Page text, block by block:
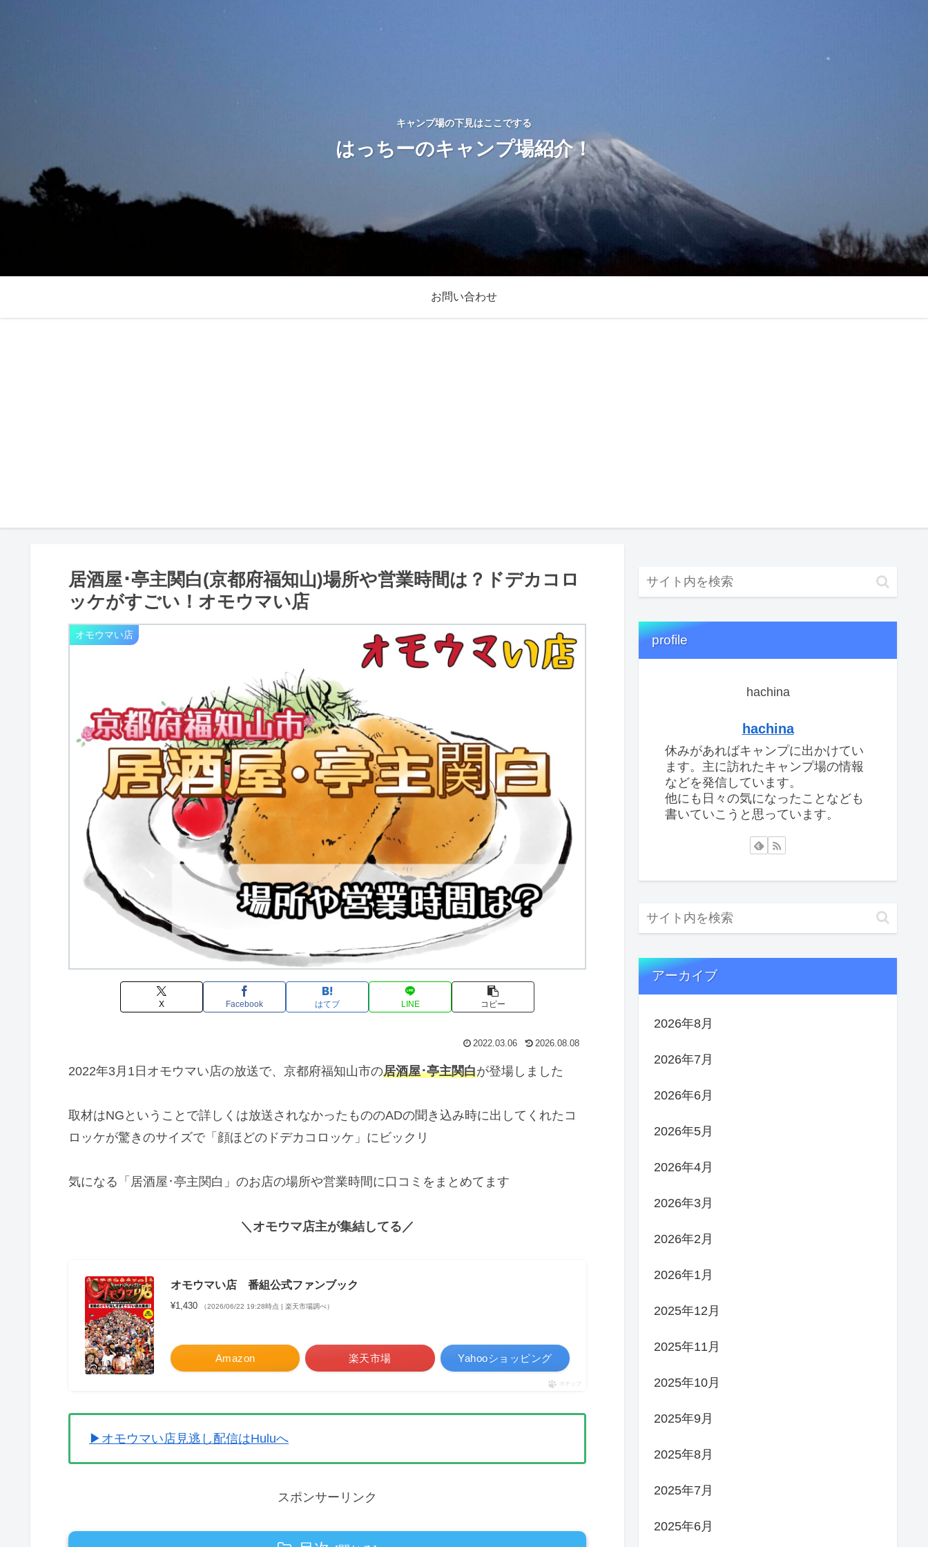
キャンプ場の下見はここでする
はっちーのキャンプ場紹介！
お問い合わせ
居酒屋･亭主関白(京都府福知山)場所や営業時間は？ドデカコロ
ッケがすごい！オモウマい店
オモウマい店
X Facebook はてブ LINE コピー
2022.03.06 2026.08.08
2022年3月1日オモウマい店の放送で、京都府福知山市の居酒屋･亭主関白が登場しました
取材はNGということで詳しくは放送されなかったもののADの聞き込み時に出してくれたコ
ロッケが驚きのサイズで「顔ほどのドデカコロッケ」にビックリ
気になる「居酒屋･亭主関白」のお店の場所や営業時間に口コミをまとめてます
＼オモウマ店主が集結してる／
オモウマい店 番組公式ファンブック
¥1,430 （2026/06/22 19:28時点 | 楽天市場調べ）
Amazon 楽天市場 Yahooショッピング
ポチップ
▶オモウマい店見逃し配信はHuluへ
スポンサーリンク
profile
hachina
hachina
休みがあればキャンプに出かけてい
ます。主に訪れたキャンプ場の情報
などを発信しています。
他にも日々の気になったことなども
書いていこうと思っています。
アーカイブ
2026年8月
2026年7月
2026年6月
2026年5月
2026年4月
2026年3月
2026年2月
2026年1月
2025年12月
2025年11月
2025年10月
2025年9月
2025年8月
2025年7月
2025年6月